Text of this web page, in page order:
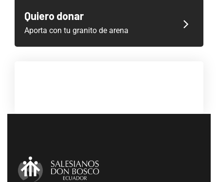
Quiero donar
Aporta con tu granito de arena